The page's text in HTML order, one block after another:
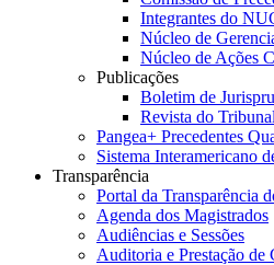
Integrantes do
Núcleo de
Núcleo de Ações
Publicações
Boletim de
Revista do Tribunal
Pangea+ Precedentes
Sistema Interamericano
Transparência
Portal da Transparência
Agenda dos Magistrados
Audiências e Sessões
Auditoria e Prestação de